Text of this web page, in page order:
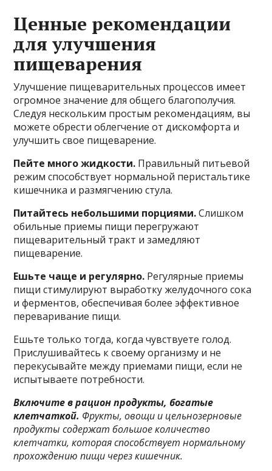
Ценные рекомендации
для улучшения
пищеварения
Улучшение пищеварительных процессов имеет
огромное значение для общего благополучия.
Следуя нескольким простым рекомендациям, вы
можете обрести облегчение от дискомфорта и
улучшить свое пищеварение.
Пейте много жидкости. Правильный питьевой
режим способствует нормальной перистальтике
кишечника и размягчению стула.
Питайтесь небольшими порциями.Слишком
обильные приемы пищи перегружают
пищеварительный тракт и замедляют
пищеварение.
Ешьте чаще и регулярно. Регулярные приемы
пищи стимулируют выработку желудочного сока
и ферментов, обеспечивая более эффективное
переваривание пищи.
Ешьте только тогда, когда чувствуете голод.
Прислушивайтесь к своему организму и не
перекусывайте между приемами пищи, если не
испытываете потребности.
Включите в рацион продукты, богатые
клетчаткой. Фрукты, овощи и цельнозерновые
продукты содержат большое количество
клетчатки, которая способствует нормальному
прохождению пищи через кишечник.